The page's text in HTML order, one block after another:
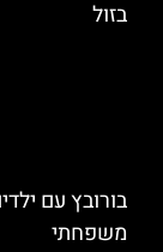
בזול
בורובץ עם
משפחתי